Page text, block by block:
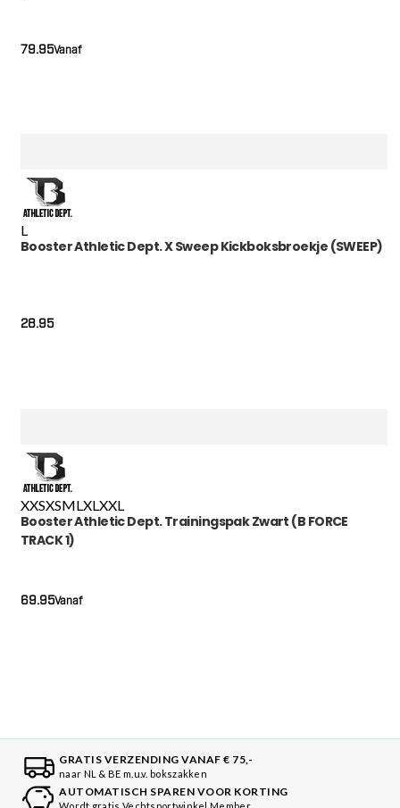
Vanaf
79.95
L
Booster Athletic Dept. X Sweep Kickboksbroekje (SWEEP)
28.95
XXSXSMLXLXXL
Booster Athletic Dept. Trainingspak Zwart (B FORCE
TRACK 1)
Vanaf
69.95
GRATIS VERZENDING VANAF € 75,-
naar NL & BE m.u.v. bokszakken
AUTOMATISCH SPAREN VOOR KORTING